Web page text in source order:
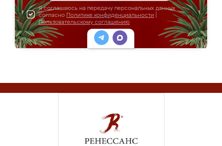
Я соглашаюсь на передачу персональных данных
согласно Политике конфиденциальности
Пользовательскому соглашению